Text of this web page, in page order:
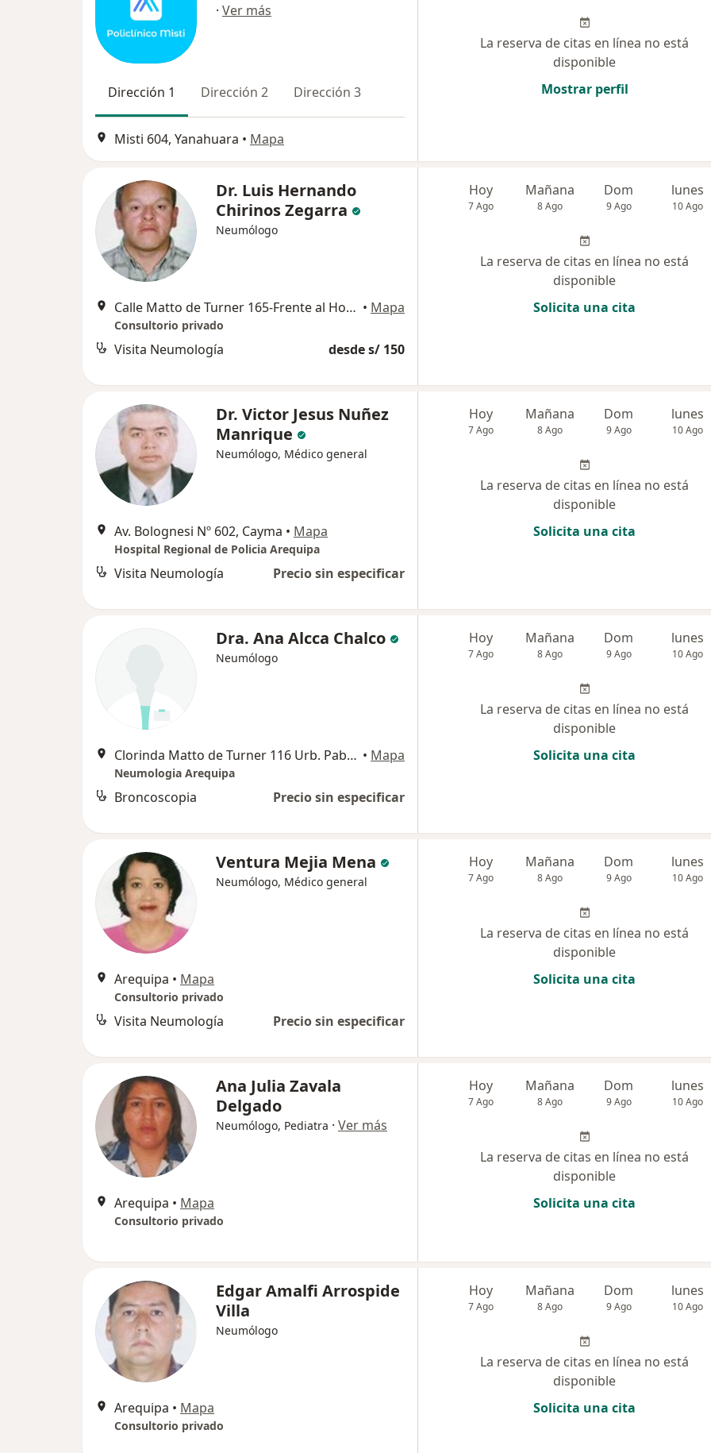
· Ver más
Dirección 1 Dirección 2 Dirección 3
Misti 604, Yanahuara • Mapa
La reserva de citas en línea no está
disponible
Mostrar perfil
Dr. Luis Hernando
Chirinos Zegarra
Neumólogo
Calle Matto de Turner 165-Frente al Hospital General Arequipa, Arequipa • Mapa
Consultorio privado
Visita Neumología desde s/ 150
Hoy
7 Ago
Mañana
8 Ago
Dom
9 Ago
lunes
10 Ago
La reserva de citas en línea no está
disponible
Solicita una cita
Dr. Victor Jesus Nuñez
Manrique
Neumólogo, Médico general
Av. Bolognesi Nº 602, Cayma • Mapa
Hospital Regional de Policia Arequipa
Visita Neumología Precio sin especificar
Hoy
7 Ago
Mañana
8 Ago
Dom
9 Ago
lunes
10 Ago
La reserva de citas en línea no está
disponible
Solicita una cita
Dra. Ana Alcca Chalco
Neumólogo
Clorinda Matto de Turner 116 Urb. Pablo VI Cercado, Arequipa • Mapa
Neumologia Arequipa
Broncoscopia Precio sin especificar
Hoy
7 Ago
Mañana
8 Ago
Dom
9 Ago
lunes
10 Ago
La reserva de citas en línea no está
disponible
Solicita una cita
Ventura Mejia Mena
Neumólogo, Médico general
Arequipa • Mapa
Consultorio privado
Visita Neumología Precio sin especificar
Hoy
7 Ago
Mañana
8 Ago
Dom
9 Ago
lunes
10 Ago
La reserva de citas en línea no está
disponible
Solicita una cita
Ana Julia Zavala
Delgado
Neumólogo, Pediatra · Ver más
Arequipa • Mapa
Consultorio privado
Hoy
7 Ago
Mañana
8 Ago
Dom
9 Ago
lunes
10 Ago
La reserva de citas en línea no está
disponible
Solicita una cita
Edgar Amalfi Arrospide
Villa
Neumólogo
Arequipa • Mapa
Consultorio privado
Hoy
7 Ago
Mañana
8 Ago
Dom
9 Ago
lunes
10 Ago
La reserva de citas en línea no está
disponible
Solicita una cita